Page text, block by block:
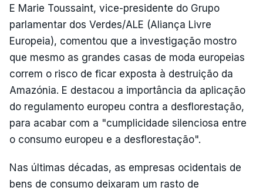
E Marie Toussaint, vice-presidente do Grupo
parlamentar dos Verdes/ALE (Aliança Livre
Europeia), comentou que a investigação mostro
que mesmo as grandes casas de moda europeias
correm o risco de ficar exposta à destruição da
Amazónia. E destacou a importância da aplicação
do regulamento europeu contra a desflorestação,
para acabar com a "cumplicidade silenciosa entre
o consumo europeu e a desflorestação".
Nas últimas décadas, as empresas ocidentais de
bens de consumo deixaram um rasto de